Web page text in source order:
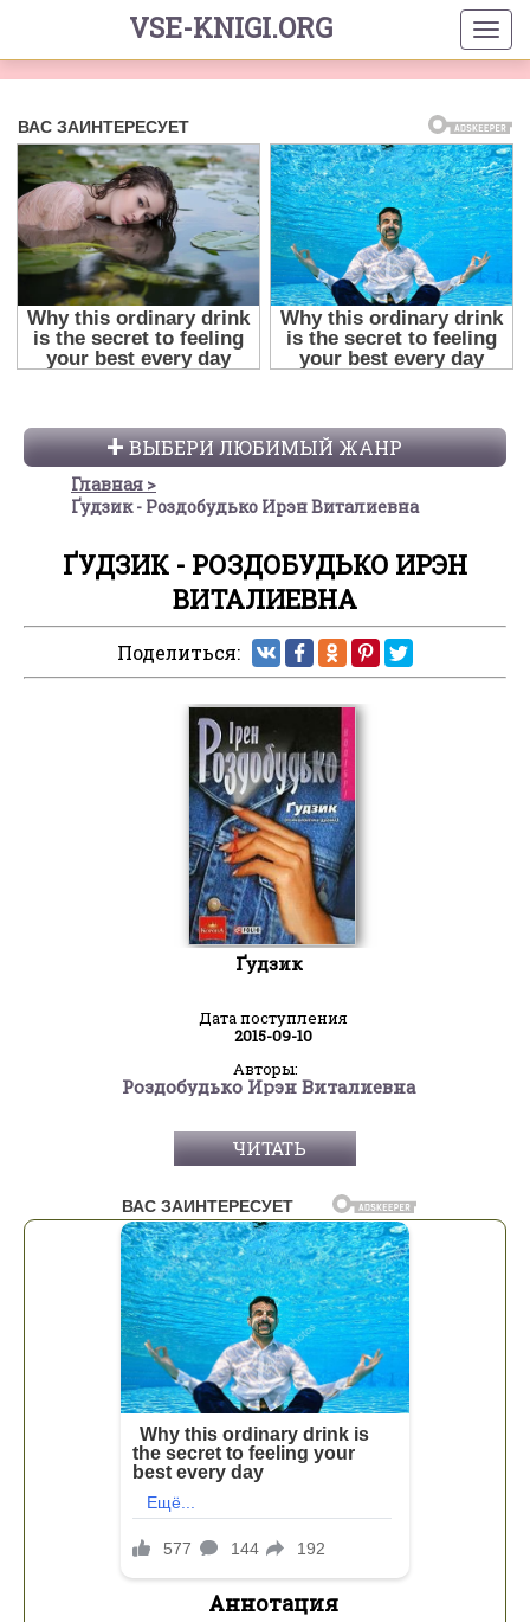
VSE-KNIGI.ORG
ВЫБЕРИ ЛЮБИМЫЙ ЖАНР
Главная
Ґудзик - Роздобудько Ирэн Виталиевна
ҐУДЗИК - РОЗДОБУДЬКО ИРЭН
ВИТАЛИЕВНА
Поделиться:
Ґудзик
Дата поступления
2015-09-10
Авторы:
Роздобудько Ирэн Виталиевна
ЧИТАТЬ
Аннотация